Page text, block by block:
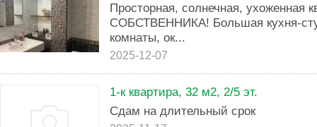
Просторная, солнечная, ухоженная
СОБСТВЕННИКА! Большая кухня-
комнаты, ок...
2025-12-07
1-к квартира, 32 м2, 2/5 эт.
Сдам на длительный срок